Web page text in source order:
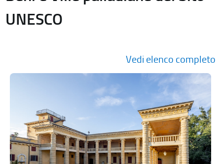
UNESCO
Vedi elenco completo